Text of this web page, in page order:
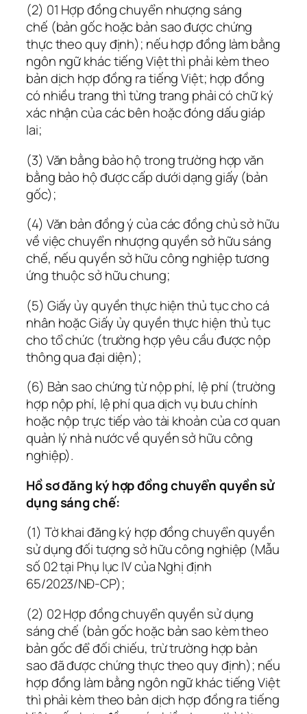
(2) 01 Hợp đồng chuyển nhượng sáng
chế (bản gốc hoặc bản sao được chứng
thực theo quy định); nếu hợp đồng làm bằng
ngôn ngữ khác tiếng Việt thì phải kèm theo
bản dịch hợp đồng ra tiếng Việt; hợp đồng
có nhiều trang thì từng trang phải có chữ ký
xác nhận của các bên hoặc đóng dấu giáp
lai;
(3) Văn bằng bảo hộ trong trường hợp văn
bằng bảo hộ được cấp dưới dạng giấy (bản
gốc);
(4) Văn bản đồng ý của các đồng chủ sở hữu
về việc chuyển nhượng quyền sở hữu sáng
chế, nếu quyền sở hữu công nghiệp tương
ứng thuộc sở hữu chung;
(5) Giấy ủy quyền thực hiện thủ tục cho cá
nhân hoặc Giấy ủy quyền thực hiện thủ tục
cho tổ chức (trường hợp yêu cầu được nộp
thông qua đại diện);
(6) Bản sao chứng từ nộp phí, lệ phí (trường
hợp nộp phí, lệ phí qua dịch vụ bưu chính
hoặc nộp trực tiếp vào tài khoản của cơ quan
quản lý nhà nước về quyền sở hữu công
nghiệp).
Hồ sơ đăng ký hợp đồng chuyển quyền sử
dụng sáng chế:
(1) Tờ khai đăng ký hợp đồng chuyển quyền
sử dụng đối tượng sở hữu công nghiệp (Mẫu
số 02 tại Phụ lục IV của Nghị định
65/2023/NĐ-CP);
(2) 02 Hợp đồng chuyển quyền sử dụng
sáng chế (bản gốc hoặc bản sao kèm theo
bản gốc để đối chiếu, trừ trường hợp bản
sao đã được chứng thực theo quy định); nếu
hợp đồng làm bằng ngôn ngữ khác tiếng Việt
thì phải kèm theo bản dịch hợp đồng ra tiếng